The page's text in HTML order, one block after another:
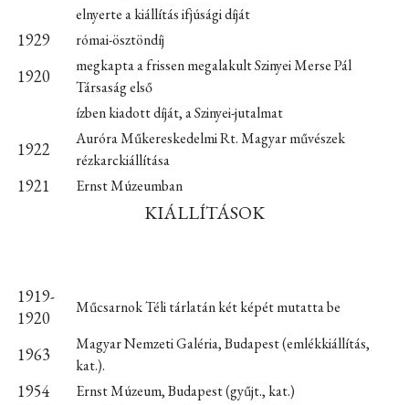
elnyerte a kiállítás ifjúsági díját
1929 római-ösztöndíj
1920
megkapta a frissen megalakult Szinyei Merse Pál
Társaság első
ízben kiadott díját, a Szinyei-jutalmat
1922
Auróra Műkereskedelmi Rt. Magyar művészek
rézkarckiállítása
1921 Ernst Múzeumban
KIÁLLÍTÁSOK
1919-
1920
Műcsarnok Téli tárlatán két képét mutatta be
1963
Magyar Nemzeti Galéria, Budapest (emlékkiállítás,
kat.).
1954 Ernst Múzeum, Budapest (gyűjt., kat.)